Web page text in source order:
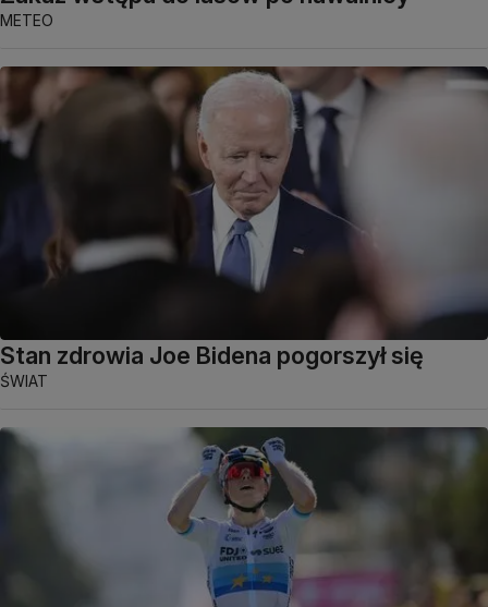
METEO
Stan zdrowia Joe Bidena pogorszył się
ŚWIAT